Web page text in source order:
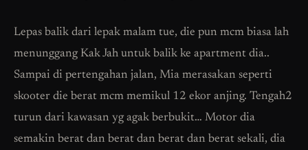
Lepas balik dari lepak malam tue, die pun mcm biasa lah
menunggang Kak Jah untuk balik ke apartment dia..
Sampai di pertengahan jalan, Mia merasakan seperti
skooter die berat mcm memikul 12 ekor anjing. Tengah2
turun dari kawasan yg agak berbukit… Motor dia
semakin berat dan berat dan berat dan berat sekali, dia